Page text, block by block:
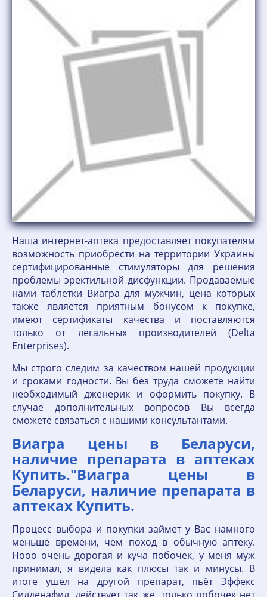
Наша интернет-аптека предоставляет покупателям
возможность приобрести на территории Украины
сертифицированные стимуляторы для решения
проблемы эректильной дисфункции. Продаваемые
нами таблетки Виагра для мужчин, цена которых
также является приятным бонусом к покупке,
имеют сертификаты качества и поставляются
только от легальных производителей (Delta
Enterprises).
Мы строго следим за качеством нашей продукции
и сроками годности. Вы без труда сможете найти
необходимый дженерик и оформить покупку. В
случае дополнительных вопросов Вы всегда
сможете связаться с нашими консультантами.
Виагра цены в Беларуси,
наличие препарата в аптеках
Купить."Виагра цены в
Беларуси, наличие препарата в
аптеках Купить.
Процесс выбора и покупки займет у Вас намного
меньше времени, чем поход в обычную аптеку.
Нооо очень дорогая и куча побочек, у меня муж
принимал, я видела как плюсы так и минусы. В
итоге ушел на другой препарат, пьёт Эффекс